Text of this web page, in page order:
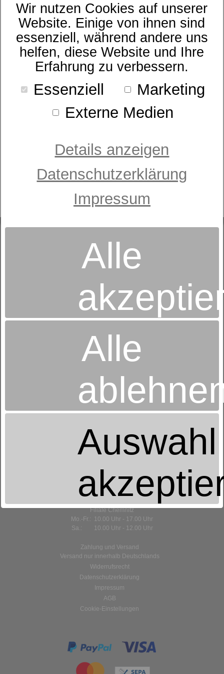
- bitte wählen -
Motorrahmen
Sympathica Comfort M2
Betten-Radtke
Inh. Alexander Heymann e.K.
Alfred-Brodauf-Str. 16
08280 Aue
Bahnhofstrasse 54a
0371/631186
Stammhaus Aue
Mo.-Fr.: 9.00 Uhr - 18.00 Uhr
Filiale Chemnitz
Mo.-Fr.: 10.00 Uhr - 17.00 Uhr
Sa.: 10.00 Uhr - 12.00 Uhr
Zahlung und Versand
Versand nur innerhalb Deutschlands
Widerrufsrecht
Datenschutzerklärung
Impressum
AGB
Cookie-Einstellungen
Wir nutzen Cookies auf unserer
Website. Einige von ihnen sind
essenziell, während andere uns
helfen, diese Website und Ihre
Erfahrung zu verbessern.
Essenziell
Marketing
Externe Medien
Details anzeigen
Datenschutzerklärung
Impressum
Alle
Alle
Auswahl